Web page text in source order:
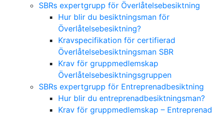
SBRs expertgrupp för Överlåtelsebesiktning
Hur blir du besiktningsman för
Överlåtelsebesiktning?
Kravspecifikation för certifierad
Överlåtelsebesiktningsman SBR
Krav för gruppmedlemskap
Överlåtelsebesiktningsgruppen
SBRs expertgrupp för Entreprenadbesiktning
Hur blir du entreprenadbesiktningsman?
Krav för gruppmedlemskap – Entreprenad